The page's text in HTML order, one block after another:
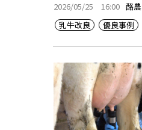
2026/05/25 16:00 酪農
乳牛改良
優良事例